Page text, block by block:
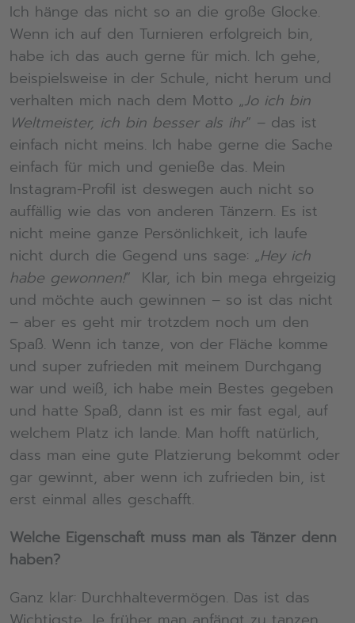
Ich hänge das nicht so an die große Glocke.
Wenn ich auf den Turnieren erfolgreich bin,
habe ich das auch gerne für mich. Ich gehe,
beispielsweise in der Schule, nicht herum und
verhalten mich nach dem Motto „Jo ich bin
Weltmeister, ich bin besser als ihr“ – das ist
einfach nicht meins. Ich habe gerne die Sache
einfach für mich und genieße das. Mein
Instagram-Profil ist deswegen auch nicht so
auffällig wie das von anderen Tänzern. Es ist
nicht meine ganze Persönlichkeit, ich laufe
nicht durch die Gegend uns sage: „Hey ich
habe gewonnen!“ Klar, ich bin mega ehrgeizig
und möchte auch gewinnen – so ist das nicht
– aber es geht mir trotzdem noch um den
Spaß. Wenn ich tanze, von der Fläche komme
und super zufrieden mit meinem Durchgang
war und weiß, ich habe mein Bestes gegeben
und hatte Spaß, dann ist es mir fast egal, auf
welchem Platz ich lande. Man hofft natürlich,
dass man eine gute Platzierung bekommt oder
gar gewinnt, aber wenn ich zufrieden bin, ist
erst einmal alles geschafft.
Welche Eigenschaft muss man als Tänzer denn
haben?
Ganz klar: Durchhaltevermögen. Das ist das